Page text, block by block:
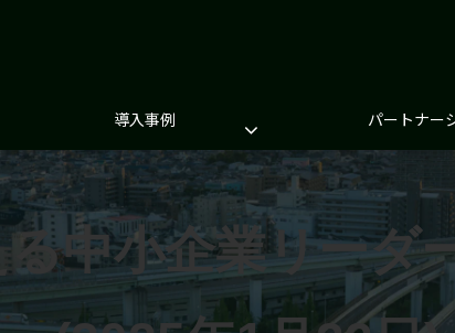
導入事例 パートナー
中小企業リーダ